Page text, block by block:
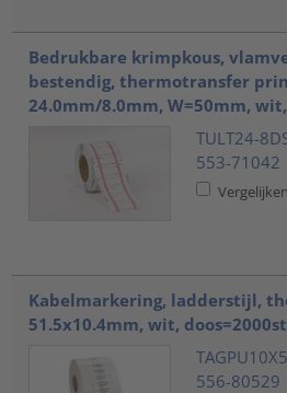
Bedrukbare krimpkous,
bestendig, thermotransfer
24.0mm/8.0mm, W=50mm,
TULT24-
553-71042
Vergelijken
Kabelmarkering, ladderstijl,
51.5x10.4mm, wit,
556-80529